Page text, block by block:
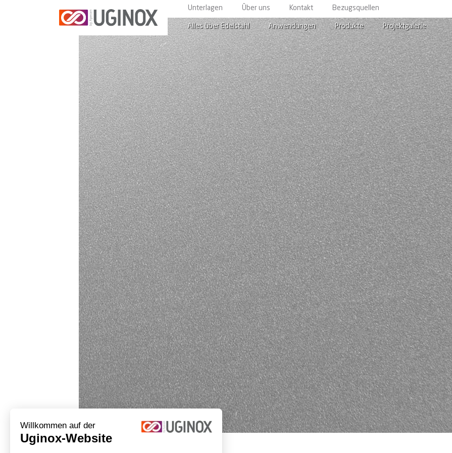
Unterlagen Über uns Kontakt Bezugsquellen
Alles über Edelstahl Anwendungen Produkte Projektgalerie
Willkommen auf der
Uginox-Website